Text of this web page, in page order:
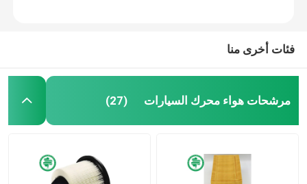
فئات أخرى منا
مرشحات هواء محرك السيارات (27)